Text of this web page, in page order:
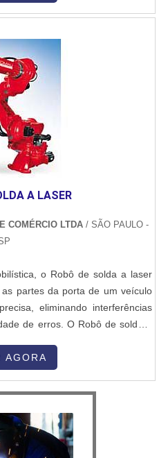
produção. Os robôs provaram
A LASER
COMÉRCIO LTDA / SÃO PAULO -
o Robô de solda a laser
partes da porta de um veículo
eliminando interferências
de erros. O Robô de solda a
O Robô de solda a laser pode
AGORA